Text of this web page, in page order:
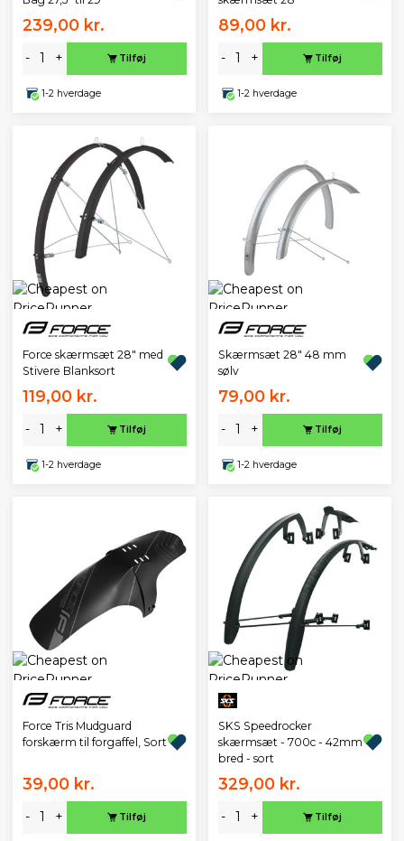
239,00 kr.
- + Tilføj
1-2 hverdage
89,00 kr.
- + Tilføj
1-2 hverdage
Force skærmsæt 28" med
Stivere Blanksort
119,00 kr.
- + Tilføj
1-2 hverdage
Skærmsæt 28" 48 mm
sølv
79,00 kr.
- + Tilføj
1-2 hverdage
Force Tris Mudguard
forskærm til forgaffel, Sort
39,00 kr.
- + Tilføj
SKS Speedrocker
skærmsæt - 700c - 42mm
bred - sort
329,00 kr.
- + Tilføj